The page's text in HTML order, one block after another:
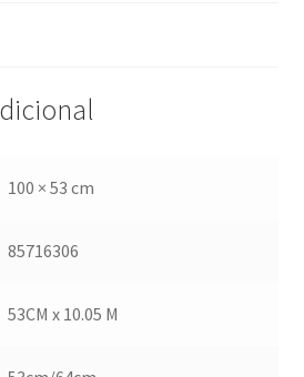
100 × 53 cm
85716306
53CM x 10.05 M